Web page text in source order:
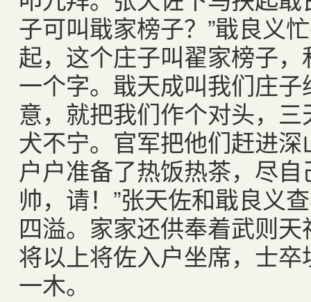
子可叫戢家榜子？”戢良义
起，这个庄子叫翟家榜子
一个字。戢天成叫我们庄
意，就把我们作个对头，
犬不宁。官军把他们赶进
户户准备了热饭热茶，尽
帅，请！”张天佐和戢良义
四溢。家家还供奉着武则
将以上将佐入户坐席，士
一木。